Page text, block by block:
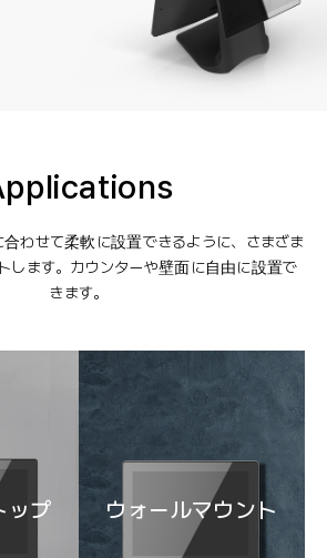
わせて柔軟に設置できるように、さまざま
します。カウンターや壁面に自由に設置で
きます。
ップ ウォールマウント